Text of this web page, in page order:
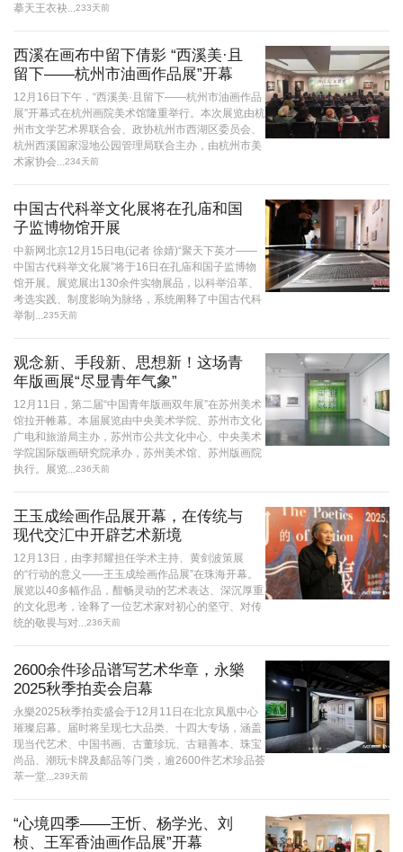
摹天王衣袂...
233天前
西溪在画布中留下倩影 “西溪美·且
留下——杭州市油画作品展”开幕
12月16日下午，“西溪美·且留下——杭州市油画作品
展”开幕式在杭州画院美术馆隆重举行。本次展览由杭
州市文学艺术界联合会、政协杭州市西湖区委员会、
杭州西溪国家湿地公园管理局联合主办，由杭州市美
术家协会...
234天前
中国古代科举文化展将在孔庙和国
子监博物馆开展
中新网北京12月15日电(记者 徐婧)“聚天下英才——
中国古代科举文化展”将于16日在孔庙和国子监博物
馆开展。展览展出130余件实物展品，以科举沿革、
考选实践、制度影响为脉络，系统阐释了中国古代科
举制...
235天前
观念新、手段新、思想新！这场青
年版画展“尽显青年气象”
12月11日，第二届“中国青年版画双年展”在苏州美术
馆拉开帷幕。本届展览由中央美术学院、苏州市文化
广电和旅游局主办，苏州市公共文化中心、中央美术
学院国际版画研究院承办，苏州美术馆、苏州版画院
执行。展览...
236天前
王玉成绘画作品展开幕，在传统与
现代交汇中开辟艺术新境
12月13日，由李邦耀担任学术主持、黄剑波策展
的“行动的意义——王玉成绘画作品展”在珠海开幕。
展览以40多幅作品，酣畅灵动的艺术表达、深沉厚重
的文化思考，诠释了一位艺术家对初心的坚守、对传
统的敬畏与对...
236天前
2600余件珍品谱写艺术华章，永樂
2025秋季拍卖会启幕
永樂2025秋季拍卖盛会于12月11日在北京凤凰中心
璀璨启幕。届时将呈现七大品类、十四大专场，涵盖
现当代艺术、中国书画、古董珍玩、古籍善本、珠宝
尚品、潮玩卡牌及邮品等门类，逾2600件艺术珍品荟
萃一堂...
239天前
“心境四季——王忻、杨学光、刘
桢、王军香油画作品展”开幕